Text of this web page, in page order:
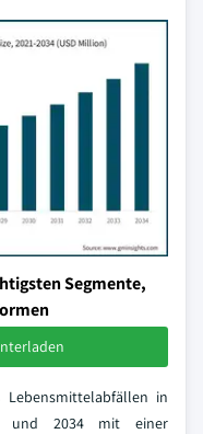
Segmente,
in
und 2034 mit einer